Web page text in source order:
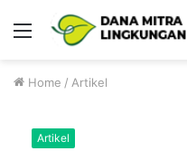
Menu
Home / Artikel
Artikel